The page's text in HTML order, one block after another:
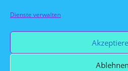
Dienste verwalten
Ablehnen
Vorherige
Nächste